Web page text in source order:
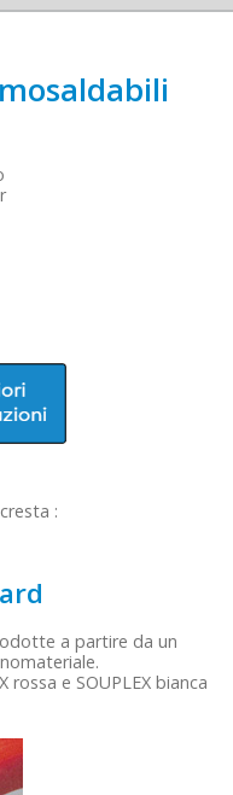
:
a partire da un
e SOUPLEX bianca